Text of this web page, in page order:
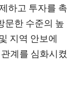
하고 투자를 촉
문한 수준의 높
지역 안보에
계를 심화시켰